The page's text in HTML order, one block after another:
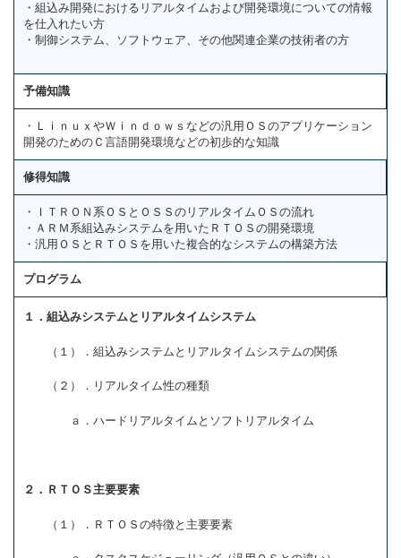
・組込み開発におけるリアルタイムおよび開発環境についての情報
を仕入れたい方
・制御システム、ソフトウェア、その他関連企業の技術者の方
予備知識
・ＬｉｎｕｘやＷｉｎｄｏｗｓなどの汎用ＯＳのアプリケーション
開発のためのＣ言語開発環境などの初歩的な知識
修得知識
・ＩＴＲＯＮ系ＯＳとＯＳＳのリアルタイムＯＳの流れ
・ＡＲＭ系組込みシステムを用いたＲＴＯＳの開発環境
・汎用ＯＳとＲＴＯＳを用いた複合的なシステムの構築方法
プログラム
１．組込みシステムとリアルタイムシステム
（１）．組込みシステムとリアルタイムシステムの関係
（２）．リアルタイム性の種類
ａ．ハードリアルタイムとソフトリアルタイム
２．ＲＴＯＳ主要要素
（１）．ＲＴＯＳの特徴と主要要素